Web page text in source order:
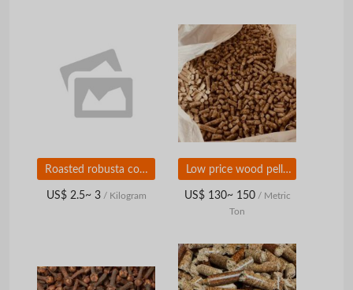
Roasted robusta coffee beans
US$ 2.5~ 3/ Kilogram
Low price wood pellets
US$ 130~ 150/ Metric
Ton